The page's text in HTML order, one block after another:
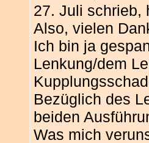
27. Juli schrieb,
Also, vielen
Ich bin ja
Lenkung/dem
Bezüglich des
beiden
Was mich